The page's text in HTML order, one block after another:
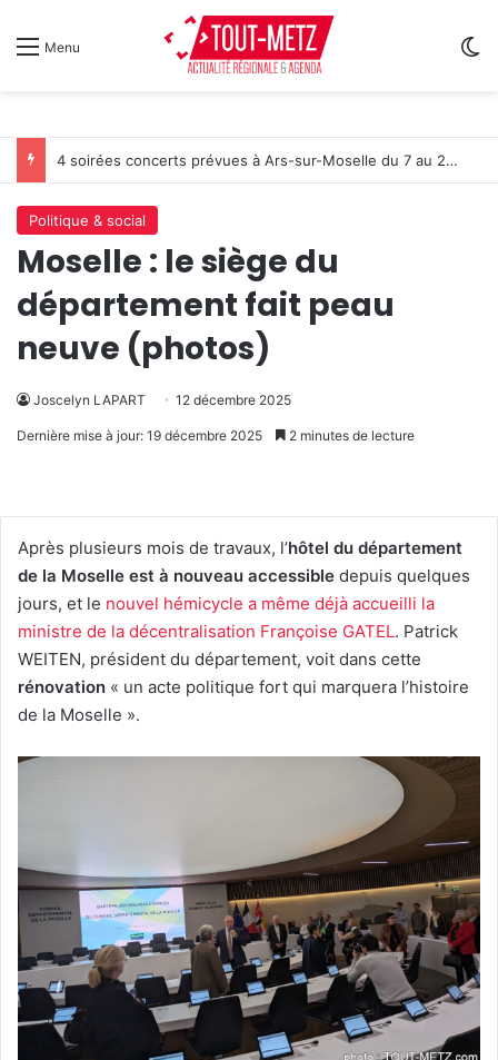
Menu
4 soirées concerts prévues à Ars-sur-Moselle du 7 au 28 août 2026
Politique & social
Moselle : le siège du
département fait peau
neuve (photos)
Joscelyn LAPART 12 décembre 2025
Dernière mise à jour: 19 décembre 2025 2 minutes de lecture
Après plusieurs mois de travaux, l’hôtel du département
de la Moselle est à nouveau accessible depuis quelques
jours, et le nouvel hémicycle a même déjà accueilli la
ministre de la décentralisation Françoise GATEL. Patrick
WEITEN, président du département, voit dans cette
rénovation « un acte politique fort qui marquera l’histoire
de la Moselle ».